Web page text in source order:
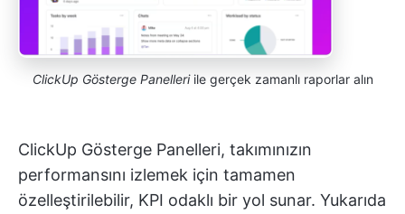
ClickUp Gösterge Panelleriile gerçek zamanlı raporlar alın
ClickUp Gösterge Panelleri, takımınızın
performansını izlemek için tamamen
özelleştirilebilir, KPI odaklı bir yol sunar. Yukarıda